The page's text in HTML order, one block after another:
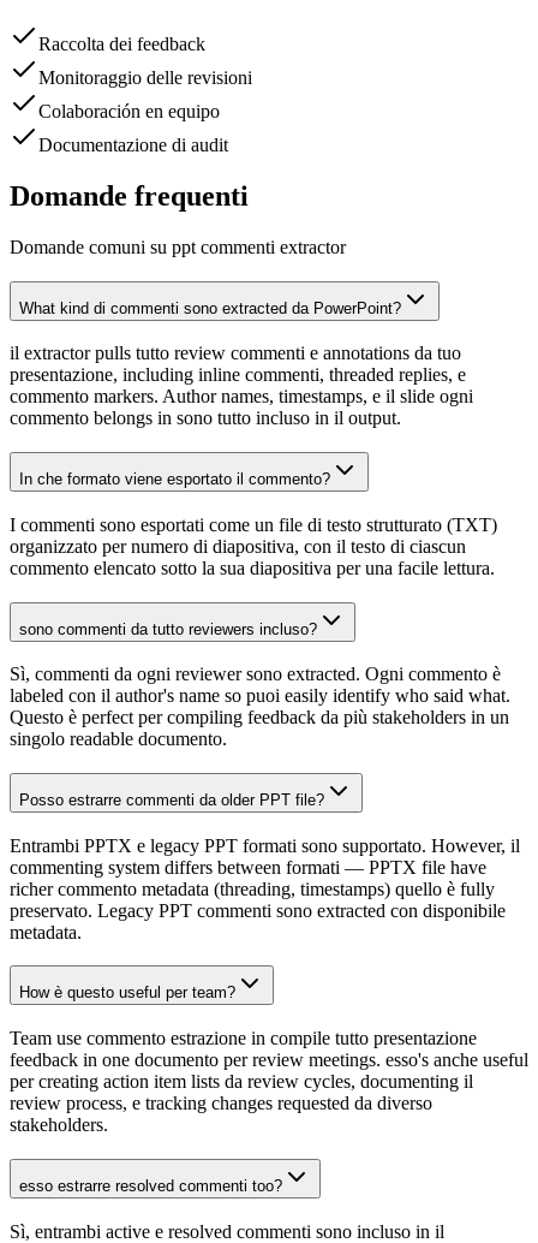
Raccolta dei feedback
Monitoraggio delle revisioni
Colaboración en equipo
Documentazione di audit
Domande frequenti
Domande comuni su ppt commenti extractor
What kind di commenti sono extracted da PowerPoint?
il extractor pulls tutto review commenti e annotations da tuo
presentazione, including inline commenti, threaded replies, e
commento markers. Author names, timestamps, e il slide ogni
commento belongs in sono tutto incluso in il output.
In che formato viene esportato il commento?
I commenti sono esportati come un file di testo strutturato (TXT)
organizzato per numero di diapositiva, con il testo di ciascun
commento elencato sotto la sua diapositiva per una facile lettura.
sono commenti da tutto reviewers incluso?
Sì, commenti da ogni reviewer sono extracted. Ogni commento è
labeled con il author's name so puoi easily identify who said what.
Questo è perfect per compiling feedback da più stakeholders in un
singolo readable documento.
Posso estrarre commenti da older PPT file?
Entrambi PPTX e legacy PPT formati sono supportato. However, il
commenting system differs between formati — PPTX file have
richer commento metadata (threading, timestamps) quello è fully
preservato. Legacy PPT commenti sono extracted con disponibile
metadata.
How è questo useful per team?
Team use commento estrazione in compile tutto presentazione
feedback in one documento per review meetings. esso's anche useful
per creating action item lists da review cycles, documenting il
review process, e tracking changes requested da diverso
stakeholders.
esso estrarre resolved commenti too?
Sì, entrambi active e resolved commenti sono incluso in il